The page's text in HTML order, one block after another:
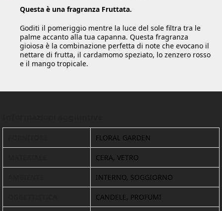
Questa è una fragranza Fruttata.
Goditi il pomeriggio mentre la luce del sole filtra tra le
palme accanto alla tua capanna. Questa fragranza
gioiosa è la combinazione perfetta di note che evocano il
nettare di frutta, il cardamomo speziato, lo zenzero rosso
e il mango tropicale.
FLORAL GARDEN
CERA, VETRO
INTERNO, SOGGIORNO
CANDELE, PROFUMI